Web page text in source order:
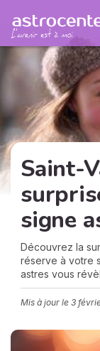
Saint-
signe
Découvrez la
réserve à votre
astres vous
Mis à jour le 3